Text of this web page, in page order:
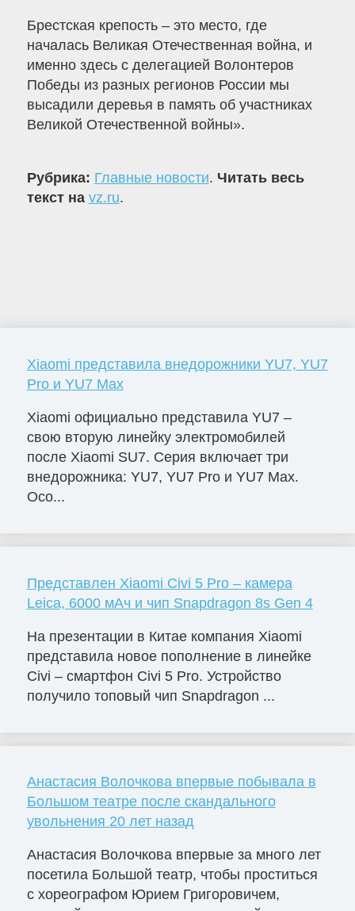
Брестская крепость – это место, где
началась Великая Отечественная война, и
именно здесь с делегацией Волонтеров
Победы из разных регионов России мы
высадили деревья в память об участниках
Великой Отечественной войны».
Рубрика: Главные новости. Читать весь
текст на vz.ru.
Xiaomi представила внедорожники YU7, YU7
Pro и YU7 Max
Xiaomi официально представила YU7 –
свою вторую линейку электромобилей
после Xiaomi SU7. Серия включает три
внедорожника: YU7, YU7 Pro и YU7 Max.
Осо...
Представлен Xiaomi Civi 5 Pro – камера
Leica, 6000 мАч и чип Snapdragon 8s Gen 4
На презентации в Китае компания Xiaomi
представила новое пополнение в линейке
Civi – смартфон Civi 5 Pro. Устройство
получило топовый чип Snapdragon ...
Анастасия Волочкова впервые побывала в
Большом театре после скандального
увольнения 20 лет назад
Анастасия Волочкова впервые за много лет
посетила Большой театр, чтобы проститься
с хореографом Юрием Григоровичем,